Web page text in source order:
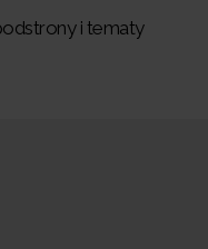
i tematy